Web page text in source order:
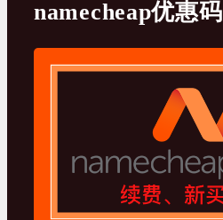
namecheap优惠码